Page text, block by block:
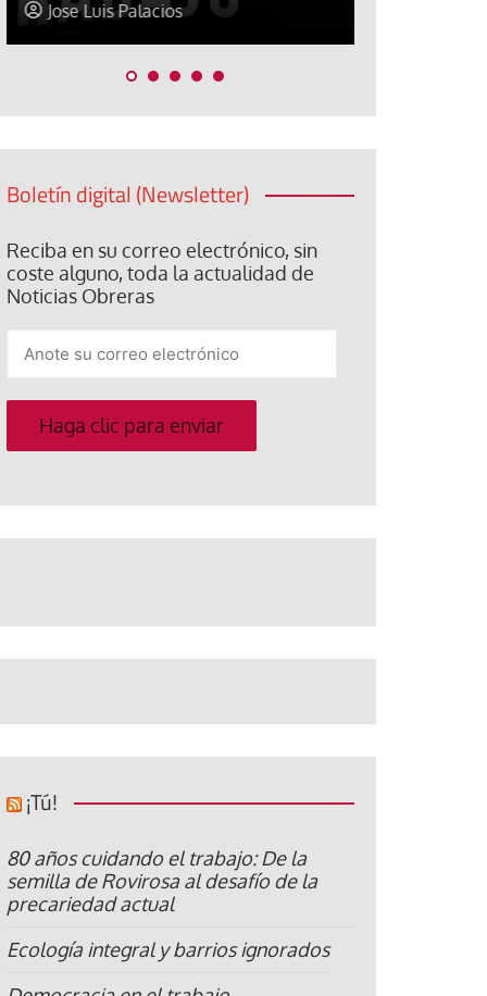
Jose Luis Palacios
Boletín digital (Newsletter)
Reciba en su correo electrónico, sin
coste alguno, toda la actualidad de
Noticias Obreras
su
correo
electrónico
Haga clic para enviar
¡Tú!
80 años cuidando el trabajo: De la
semilla de Rovirosa al desafío de la
precariedad actual
Ecología integral y barrios ignorados